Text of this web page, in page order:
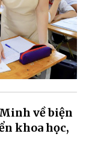
về biện
khoa học,